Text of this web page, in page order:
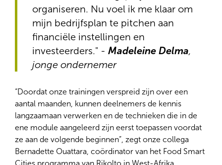
organiseren. Nu voel ik me klaar om
mijn bedrijfsplan te pitchen aan
financiële instellingen en
investeerders." - Madeleine Delma,
jonge ondernemer
“Doordat onze trainingen verspreid zijn over een
aantal maanden, kunnen deelnemers de kennis
langzaamaan verwerken en de technieken die in de
ene module aangeleerd zijn eerst toepassen voordat
ze aan de volgende beginnen”, zegt onze collega
Bernadette Ouattara, coördinator van het Food Smart